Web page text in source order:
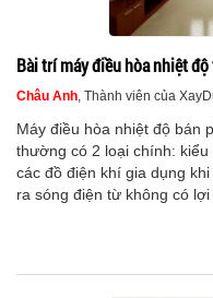
Bài trí máy điều hòa nhiệt
Châu Anh, Thành viên của
Máy điều hòa nhiệt độ bán
thường có 2 loại chính: kiểu
các đồ điện khí gia dụng
ra sóng điện từ không có